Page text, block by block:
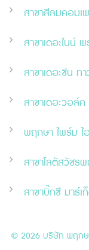
สาขาสีลมคอมเ
สาขาเดอะไนน์
สาขาเดอะซีน ท
สาขาเดอะวอล์
พฤกษา ไพร์ม
สาขาโลตัสวัชร
สาขาบิ๊กซี มาร์เ
© 2026 บริษัท พฤกษ